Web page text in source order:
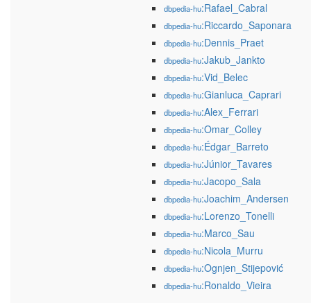
dbpedia-hu:Rafael_Cabral
dbpedia-hu:Riccardo_Saponara
dbpedia-hu:Dennis_Praet
dbpedia-hu:Jakub_Jankto
dbpedia-hu:Vid_Belec
dbpedia-hu:Gianluca_Caprari
dbpedia-hu:Alex_Ferrari
dbpedia-hu:Omar_Colley
dbpedia-hu:Édgar_Barreto
dbpedia-hu:Júnior_Tavares
dbpedia-hu:Jacopo_Sala
dbpedia-hu:Joachim_Andersen
dbpedia-hu:Lorenzo_Tonelli
dbpedia-hu:Marco_Sau
dbpedia-hu:Nicola_Murru
dbpedia-hu:Ognjen_Stijepović
dbpedia-hu:Ronaldo_Vieira